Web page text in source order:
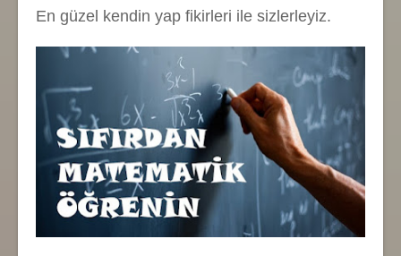
En güzel kendin yap fikirleri ile sizlerleyiz.